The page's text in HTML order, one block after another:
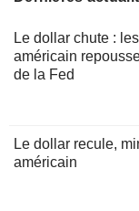
Le dollar chute :
américain
de la Fed
Le dollar recule,
américain